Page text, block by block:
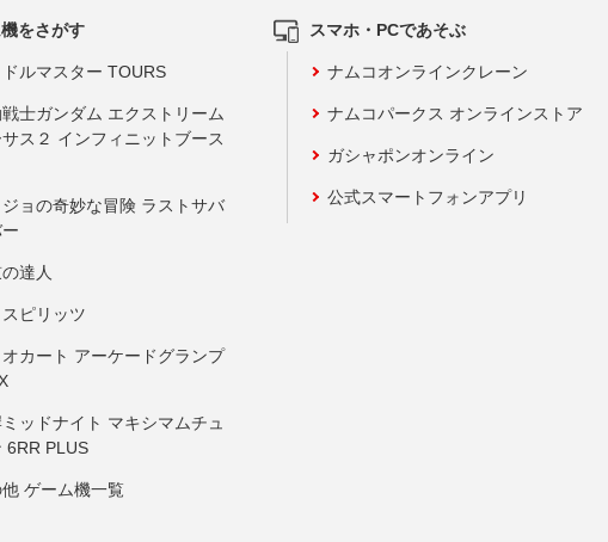
をさがす
ルマスター TOURS
士ガンダム エクストリーム
ス２ インフィニットブース
ョの奇妙な冒険 ラストサバ
達人
ピリッツ
カート アーケードグランプ
ッドナイト マキシマムチュ
6RR PLUS
ゲーム機一覧
スマホ・PCであそぶ
ナムコオンラインクレーン
ナムコパークス オンラインストア
ガシャポンオンライン
公式スマートフォンアプリ